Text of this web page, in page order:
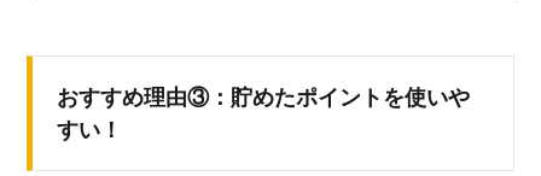
おすすめ理由③：貯めたポイントを使いや
すい！